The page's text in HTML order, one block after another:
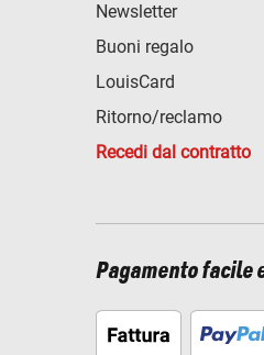
Newsletter
Buoni regalo
LouisCard
Ritorno/reclamo
Recedi dal contratto
Pagamento facile